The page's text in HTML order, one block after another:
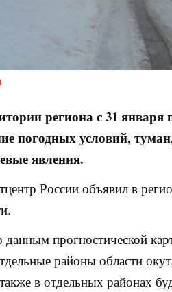
региона с 31 января
погодных условий,
явления.
России объявил в
данным прогностической
районы области
в отдельных районах